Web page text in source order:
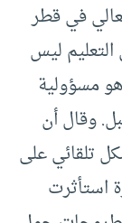
في قطر
ليس
مسؤولية
.وقال أن
تلقائي على
استأثرت